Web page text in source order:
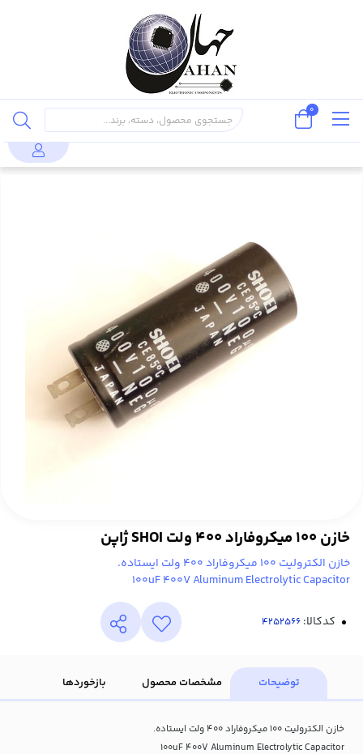
محصولات خازن
خازن 100 میکروفاراد 400 ولت SHOI
خازن 100 میکروفاراد 400 ولت SHOI ژاپن
خازن الکترولیت 100 میکروفاراد 400 ولت ایستاده.
100uF 400V Aluminum Electrolytic Capacitor
کدکالا:
توضیحات مشخصات محصول بازخوردها
خازن الکترولیت 100 میکروفاراد 400 ولت ایستاده.
100uF 400V Aluminum Electrolytic Capacitor
0